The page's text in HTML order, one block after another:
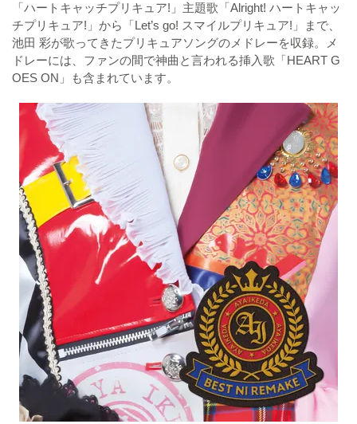
「ハートキャッチプリキュア!」主題歌「Alright! ハートキャッ
チプリキュア!」から「Let’s go! スマイルプリキュア!」まで、
池田 彩が歌ってきたプリキュアソングのメドレーを収録。メ
ドレーには、ファンの間で神曲と言われる挿入歌「HEART G
OES ON」も含まれています。